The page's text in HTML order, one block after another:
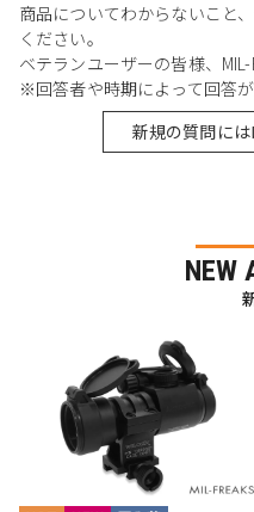
商品についてわからないこと
ください。
ベテランユーザーの皆様、
※回答者や時期によって回答
新規の質問に
NEW